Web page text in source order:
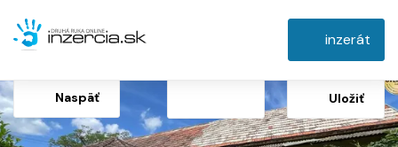
inzerát
Naspäť Uložiť